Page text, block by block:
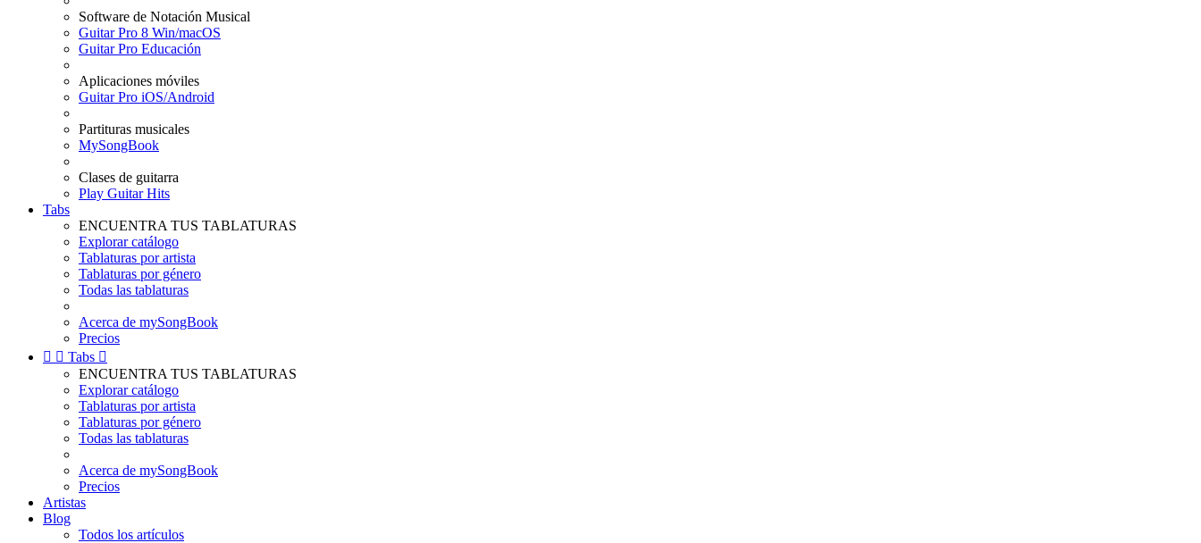
Software de Notación Musical
Guitar Pro 8 Win/macOS
Guitar Pro Educación
Aplicaciones móviles
Guitar Pro iOS/Android
Partituras musicales
MySongBook
Clases de guitarra
Play Guitar Hits
Tabs
ENCUENTRA TUS TABLATURAS
Explorar catálogo
Tablaturas por artista
Tablaturas por género
Todas las tablaturas
Acerca de mySongBook
Precios
  Tabs 
ENCUENTRA TUS TABLATURAS
Explorar catálogo
Tablaturas por artista
Tablaturas por género
Todas las tablaturas
Acerca de mySongBook
Precios
Artistas
Blog
Todos los artículos